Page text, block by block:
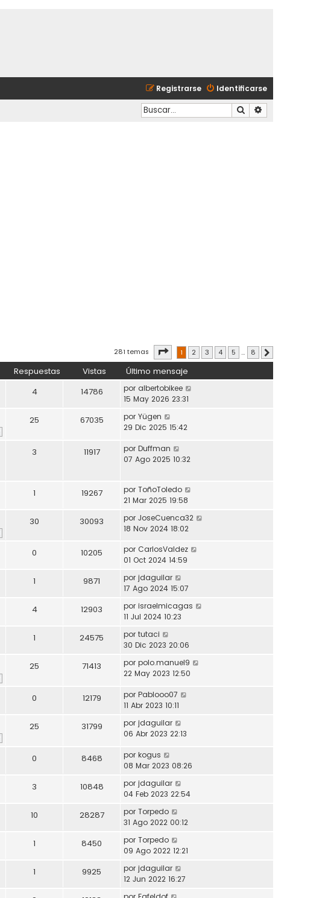
Identificarse
Registrarse
Buscar
281 temas Página1 de
1 2 3 4 5 … 8
Respuestas Vistas Último mensaje
4 14786 por albertobikee
15 May 2026 23:31
25 67035 por Yügen
29 Dic 2025 15:42
3 11917 por Duffman
07 Ago 2025 10:32
1 19267 por ToñoToledo
21 Mar 2025 19:58
30 30093 por JoseCuenca32
18 Nov 2024 18:02
0 10205 por CarlosValdez
01 Oct 2024 14:59
1 9871 por jdaguilar
17 Ago 2024 15:07
4 12903 por israelmicagas
11 Jul 2024 10:23
1 24575 por tutaci
30 Dic 2023 20:06
25 71413 por polo.manuel9
22 May 2023 12:50
0 12179 por Pablooo07
11 Abr 2023 10:11
25 31799 por jdaguilar
06 Abr 2023 22:13
0 8468 por kogus
08 Mar 2023 08:26
3 10848 por jdaguilar
04 Feb 2023 22:54
10 28287 por Torpedo
31 Ago 2022 00:12
1 8450 por Torpedo
09 Ago 2022 12:21
1 9925 por jdaguilar
12 Jun 2022 16:27